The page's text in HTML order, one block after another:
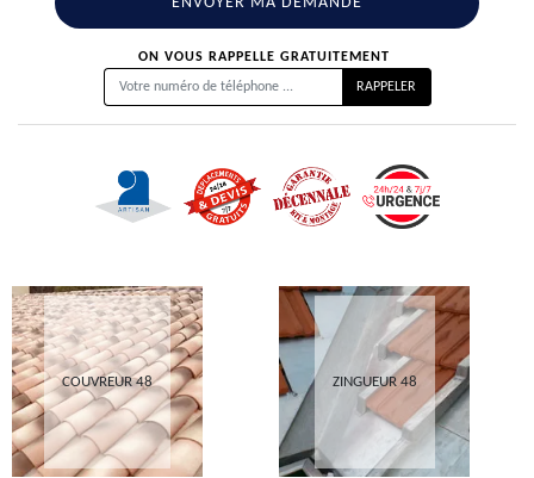
ON VOUS RAPPELLE GRATUITEMENT
COUVREUR 48 ZINGUEUR 48